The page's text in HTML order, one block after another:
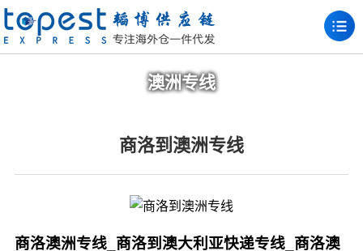
澳洲专线
商洛到澳洲专线
商洛澳洲专线_商洛到澳大利亚快递专线_商洛澳